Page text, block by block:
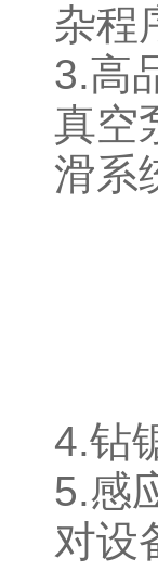
杂程
3.高
真空
滑系
4.钻
5.感
对设